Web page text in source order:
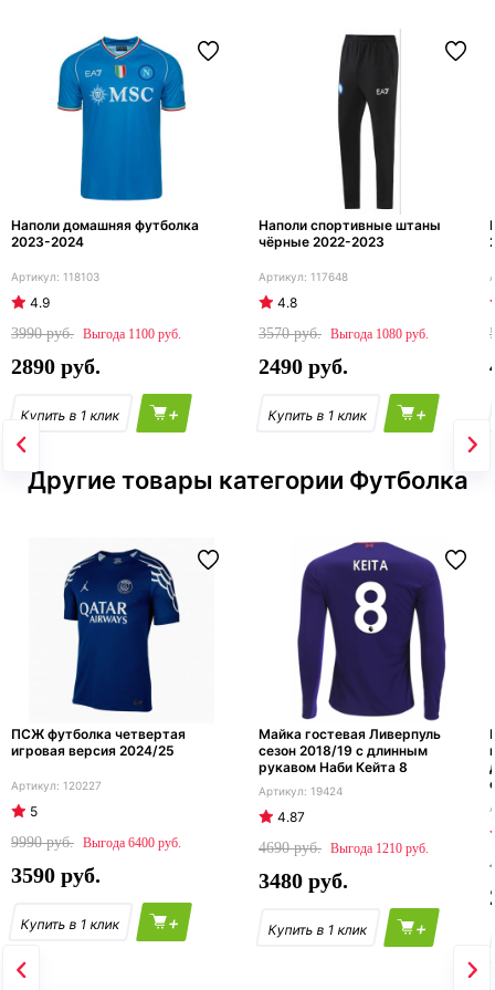
Наполи домашняя футболка
2023-2024
118103
4.9
3990
1100
2890
+
Наполи спортивные штаны
чёрные 2022-2023
117648
4.8
3570
1080
2490
+
Другие товары категории Футболка
ПСЖ футболка четвертая
игровая версия 2024/25
120227
5
9990
6400
3590
+
Майка гостевая Ливерпуль
сезон 2018/19 с длинным
рукавом Наби Кейта 8
19424
4.87
4690
1210
3480
+